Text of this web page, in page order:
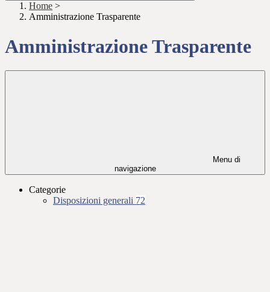
Home >
Amministrazione Trasparente
Amministrazione Trasparente
Menu di
navigazione
Categorie
Disposizioni generali 72